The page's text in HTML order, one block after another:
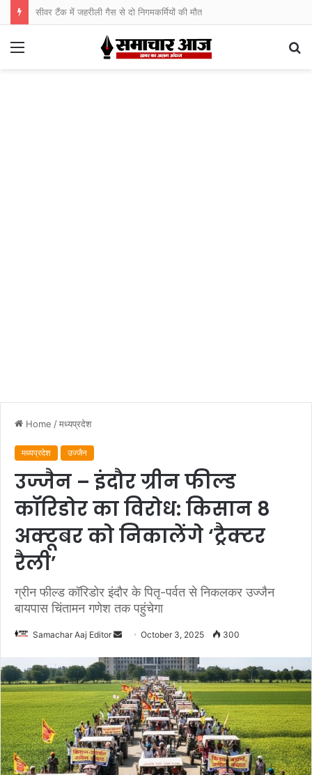
सीवर टैंक में जहरीली गैस से दो निगमकर्मियों की मौत
Menu
Home /मध्यप्रदेश
मध्यप्रदेश उज्जैन
उज्जैन – इंदौर ग्रीन फील्ड
कॉरिडोर का विरोध: किसान 8
अक्टूबर को निकालेंगे ‘ट्रैक्टर
रैली’
ग्रीन फील्ड कॉरिडोर इंदौर के पितृ-पर्वत से निकलकर उज्जैन
बायपास चिंतामन गणेश तक पहुंचेगा
Samachar Aaj Editor
Send
email
October 3, 2025 300